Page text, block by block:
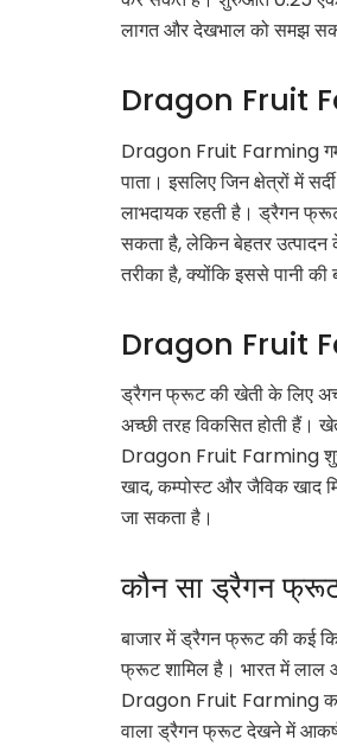
लागत और देखभाल को समझ
Dragon Fruit
Dragon Fruit Farming गर्म
पाता। इसलिए जिन क्षेत्रों में
लाभदायक रहती है। ड्रैगन
सकता है, लेकिन बेहतर
तरीका है, क्योंकि इससे पानी
Dragon Fruit
ड्रैगन फ्रूट की खेती के लिए
अच्छी तरह विकसित होती हैं।
Dragon Fruit Farming शुरू
खाद, कम्पोस्ट और जैविक खाद
जा सकता है।
कौन सा ड्रैगन फ्रूट
बाजार में ड्रैगन फ्रूट की कई
फ्रूट शामिल है। भारत में लाल
Dragon Fruit Farming करने
वाला ड्रैगन फ्रूट देखने में